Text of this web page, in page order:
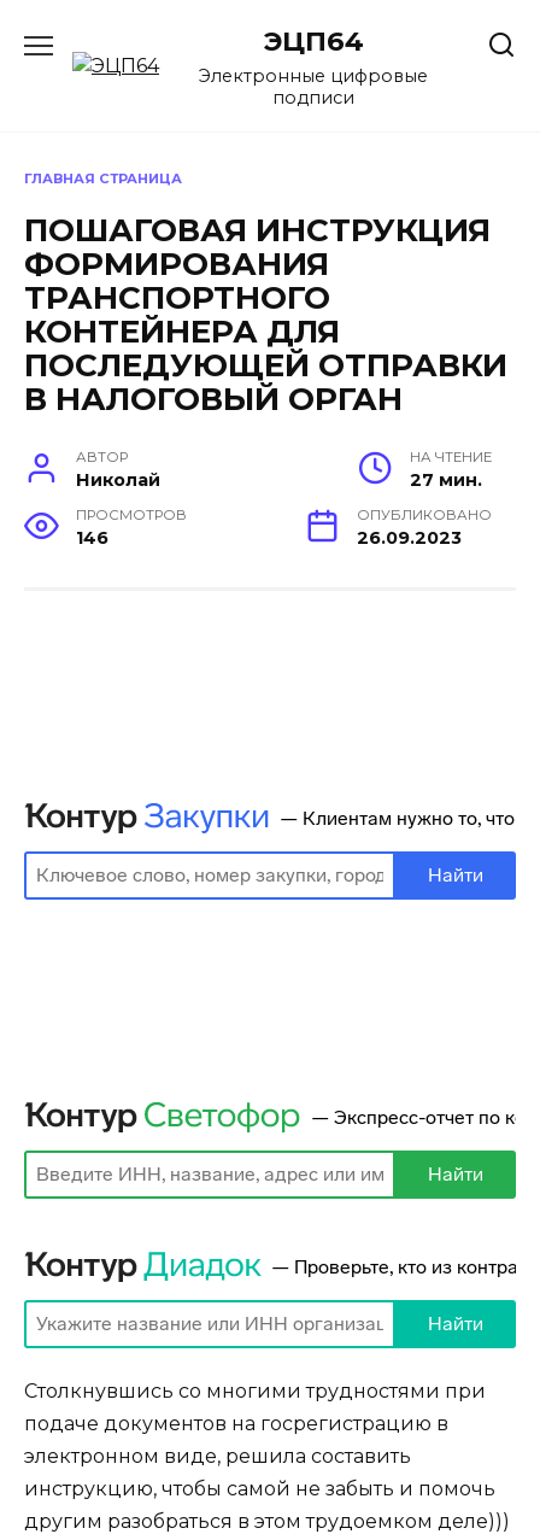
содержанию
ЭЦП64
Электронные цифровые
подписи
ГЛАВНАЯ СТРАНИЦА
ПОШАГОВАЯ ИНСТРУКЦИЯ
ФОРМИРОВАНИЯ
ТРАНСПОРТНОГО
КОНТЕЙНЕРА ДЛЯ
ПОСЛЕДУЮЩЕЙ ОТПРАВКИ
В НАЛОГОВЫЙ ОРГАН
АВТОР
Николай
НА ЧТЕНИЕ
27 мин.
ПРОСМОТРОВ
146
ОПУБЛИКОВАНО
26.09.2023
Столкнувшись со многими трудностями при
подаче документов на госрегистрацию в
электронном виде, решила составить
инструкцию, чтобы самой не забыть и помочь
другим разобраться в этом трудоемком деле)))